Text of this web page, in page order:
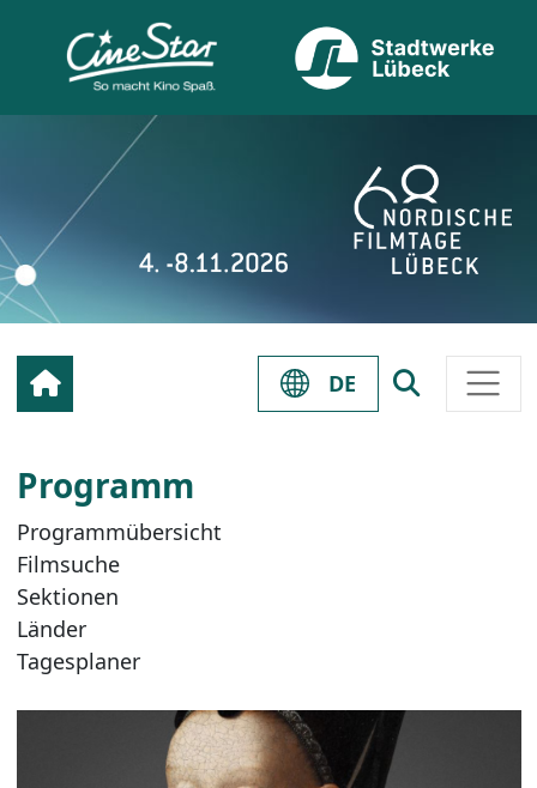
DE
Programm
Programmübersicht
Filmsuche
Sektionen
Länder
Tagesplaner